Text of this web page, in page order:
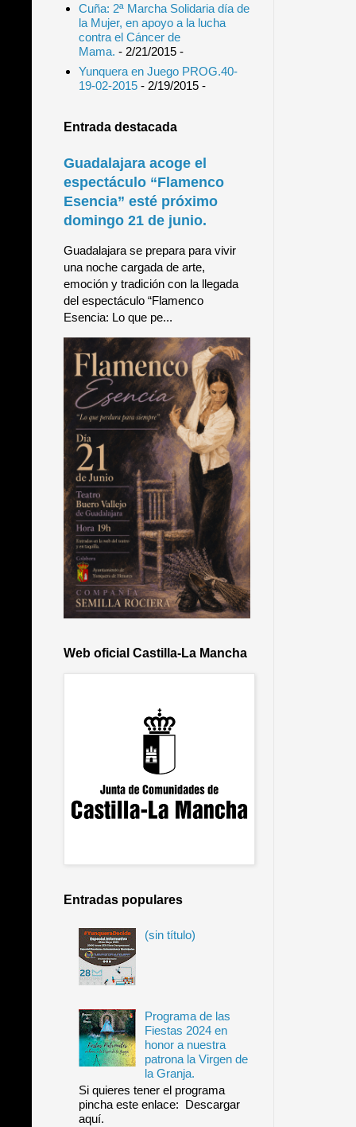
Cuña: 2ª Marcha Solidaria día de
la Mujer, en apoyo a la lucha
contra el Cáncer de
Mama. - 2/21/2015-
Yunquera en Juego PROG.40-
19-02-2015- 2/19/2015-
Entrada destacada
Guadalajara acoge el
espectáculo “Flamenco
Esencia” esté próximo
domingo 21 de junio.
Guadalajara se prepara para vivir
una noche cargada de arte,
emoción y tradición con la llegada
del espectáculo “Flamenco
Esencia: Lo que pe...
Web oficial Castilla-La Mancha
Entradas populares
(sin título)
Programa de las
Fiestas 2024 en
honor a nuestra
patrona la Virgen de
la Granja.
Si quieres tener el programa
pincha este enlace: Descargar
aquí.